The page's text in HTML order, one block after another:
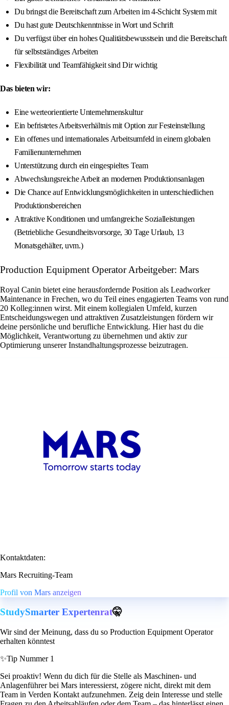
Du bringst die Bereitschaft zum Arbeiten im 4-Schicht System mit
Du hast gute Deutschkenntnisse in Wort und Schrift
Du verfügst über ein hohes Qualitätsbewusstsein und die Bereitschaft
für selbstständiges Arbeiten
Flexibilität und Teamfähigkeit sind Dir wichtig
Das bieten wir:
Eine werteorientierte Unternehmenskultur
Ein befristetes Arbeitsverhältnis mit Option zur Festeinstellung
Ein offenes und internationales Arbeitsumfeld in einem globalen
Familienunternehmen
Unterstützung durch ein eingespieltes Team
Abwechslungsreiche Arbeit an modernen Produktionsanlagen
Die Chance auf Entwicklungsmöglichkeiten in unterschiedlichen
Produktionsbereichen
Attraktive Konditionen und umfangreiche Sozialleistungen
(Betriebliche Gesundheitsvorsorge, 30 Tage Urlaub, 13
Monatsgehälter, uvm.)
Production Equipment Operator Arbeitgeber: Mars
Royal Canin bietet eine herausfordernde Position als Leadworker
Maintenance in Frechen, wo du Teil eines engagierten Teams von rund
20 Kolleg:innen wirst. Mit einem kollegialen Umfeld, kurzen
Entscheidungswegen und attraktiven Zusatzleistungen fördern wir
deine persönliche und berufliche Entwicklung. Hier hast du die
Möglichkeit, Verantwortung zu übernehmen und aktiv zur
Optimierung unserer Instandhaltungsprozesse beizutragen.
Kontaktdaten:
Mars Recruiting-Team
Profil von Mars anzeigen
StudySmarter Expertenrat🤫
Wir sind der Meinung, dass du so Production Equipment Operator
erhalten könntest
✨Tip Nummer 1
Sei proaktiv! Wenn du dich für die Stelle als Maschinen- und
Anlagenführer bei Mars interessierst, zögere nicht, direkt mit dem
Team in Verden Kontakt aufzunehmen. Zeig dein Interesse und stelle